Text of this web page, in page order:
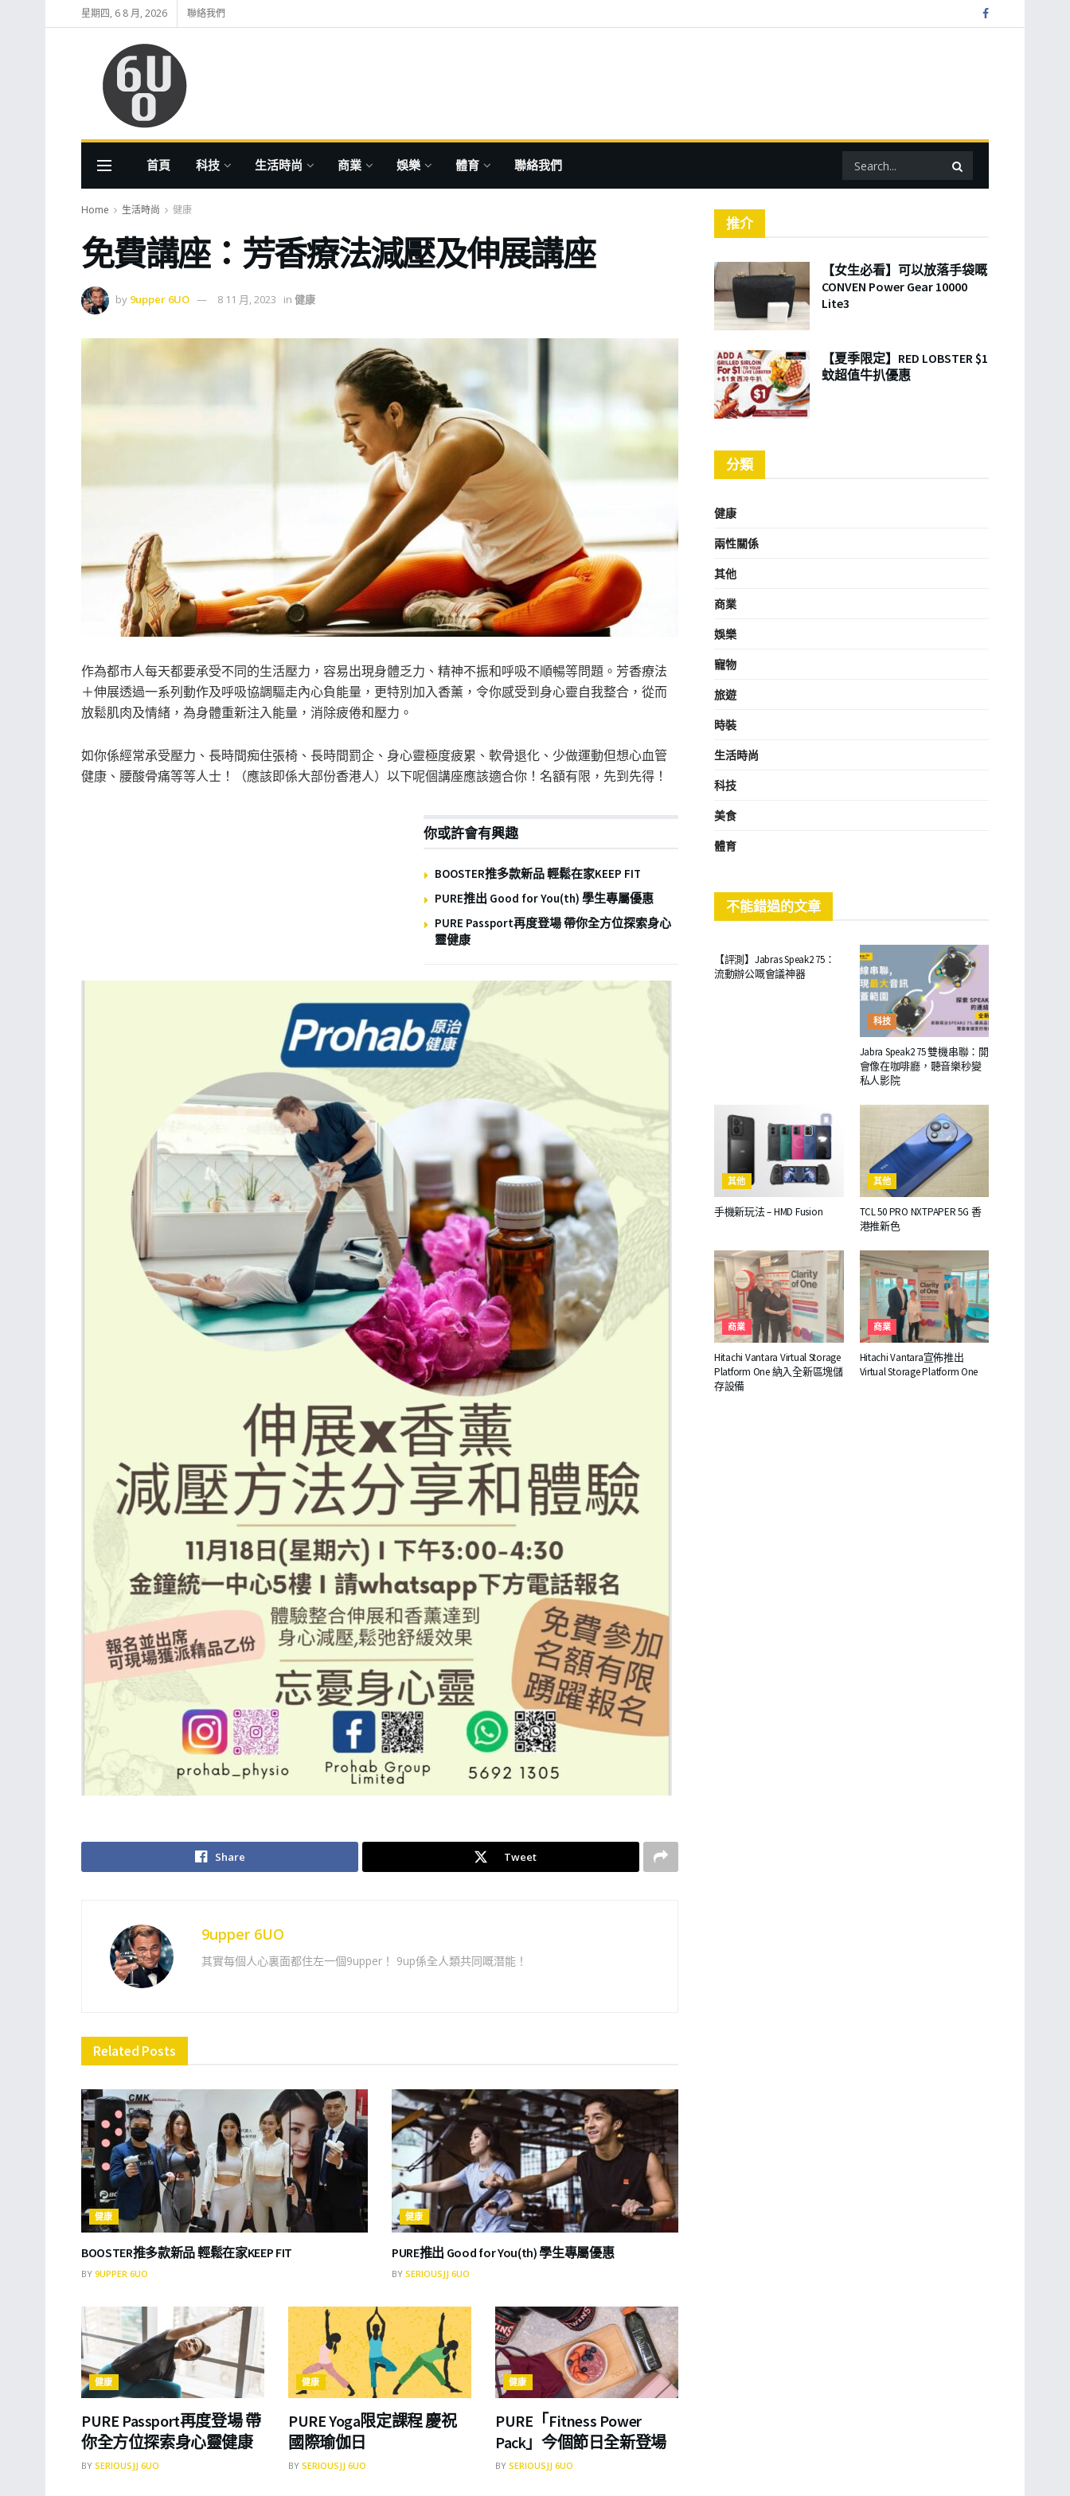
星期四, 6 8 月, 2026 聯絡我們
首頁 科技 生活時尚 商業 娛樂 體育 聯絡我們
Home 生活時尚 健康
免費講座：芳香療法減壓及伸展講座
by 9upper 6UO 8 11 月, 2023 in 健康
作為都市人每天都要承受不同的生活壓力，容易出現身體乏力、精神不振和呼吸不順暢等問題。芳香療法
＋伸展透過一系列動作及呼吸協調驅走內心負能量，更特別加入香薰，令你感受到身心靈自我整合，從而
放鬆肌肉及情緒，為身體重新注入能量，消除疲倦和壓力。
如你係經常承受壓力、長時間痴住張椅、長時間罰企、身心靈極度疲累、軟骨退化、少做運動但想心血管
健康、腰酸骨痛等等人士！（應該即係大部份香港人）以下呢個講座應該適合你！名額有限，先到先得！
你或許會有興趣
BOOSTER推多款新品 輕鬆在家KEEP FIT
PURE推出 Good for You(th) 學生專屬優惠
PURE Passport再度登場 帶你全方位探索身心
靈健康
Share Tweet
9upper 6UO
其實每個人心裏面都住左一個9upper！ 9up係全人類共同嘅潛能！
Related Posts
健康
BOOSTER推多款新品 輕鬆在家KEEP FIT
BY 9UPPER 6UO
健康
PURE推出 Good for You(th) 學生專屬優惠
BY SERIOUSJJ 6UO
健康
PURE Passport再度登場 帶
你全方位探索身心靈健康
BY SERIOUSJJ 6UO
健康
PURE Yoga限定課程 慶祝
國際瑜伽日
BY SERIOUSJJ 6UO
健康
PURE「Fitness Power
Pack」今個節日全新登場
BY SERIOUSJJ 6UO
推介
【女生必看】可以放落手袋嘅
CONVEN Power Gear 10000
Lite3
【夏季限定】RED LOBSTER $1
蚊超值牛扒優惠
分類
健康
兩性關係
其他
商業
娛樂
寵物
旅遊
時裝
生活時尚
科技
美食
體育
不能錯過的文章
【評測】Jabras Speak2 75：
流動辦公嘅會議神器
科技
Jabra Speak2 75 雙機串聯：開
會像在咖啡廳，聽音樂秒變
私人影院
其他
手機新玩法 – HMD Fusion
其他
TCL 50 PRO NXTPAPER 5G 香
港推新色
商業
Hitachi Vantara Virtual Storage
Platform One 納入全新區塊儲
存設備
商業
Hitachi Vantara宣佈推出
Virtual Storage Platform One